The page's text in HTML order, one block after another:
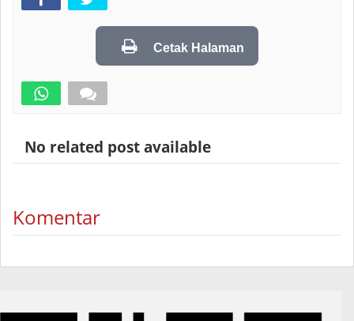
Cetak Halaman
No related post available
Komentar